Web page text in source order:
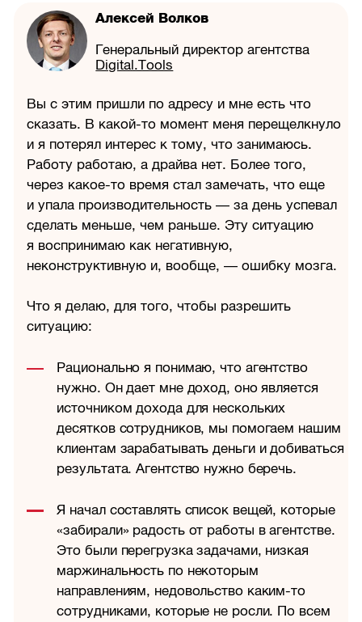
Алексей Волков
Генеральный директор агентства
Digital.Tools
Вы с этим пришли по адресу и мне есть что
сказать. В какой-то момент меня перещелкнуло
и я потерял интерес к тому, что занимаюсь.
Работу работаю, а драйва нет. Более того,
через какое-то время стал замечать, что еще
и упала производительность — за день успевал
сделать меньше, чем раньше. Эту ситуацию
я воспринимаю как негативную,
неконструктивную и, вообще, — ошибку мозга.
Что я делаю, для того, чтобы разрешить
ситуацию:
Рационально я понимаю, что агентство
нужно. Он дает мне доход, оно является
источником дохода для нескольких
десятков сотрудников, мы помогаем нашим
клиентам зарабатывать деньги и добиваться
результата. Агентство нужно беречь.
Я начал составлять список вещей, которые
«забирали» радость от работы в агентстве.
Это были перегрузка задачами, низкая
маржинальность по некоторым
направлениям, недовольство каким-то
сотрудниками, которые не росли. По всем